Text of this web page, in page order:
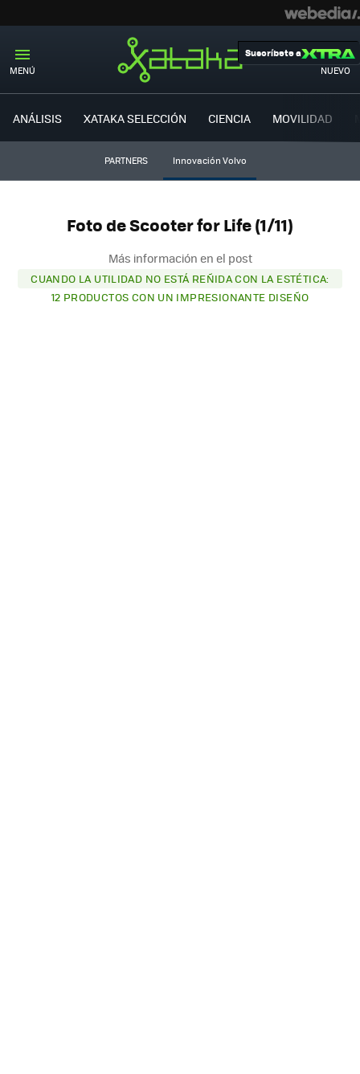
MENÚ NUEVO
Suscríbete a
ANÁLISIS XATAKA SELECCIÓN CIENCIA MOVILIDAD
PARTNERS Innovación Volvo
Foto de Scooter for Life (1/11)
Más información en el post
CUANDO LA UTILIDAD NO ESTÁ REÑIDA CON LA ESTÉTICA:
12 PRODUCTOS CON UN IMPRESIONANTE DISEÑO